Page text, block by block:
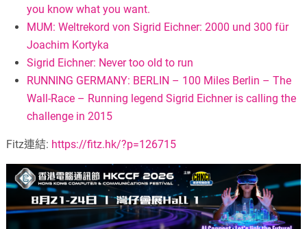
you know what you want.
MUM: Weltrekord von Sigrid Eichner: 2000 und 300 für
Joachim Kortyka
Sigrid Eichner: Never too old to run
RUNNING GERMANY: BERLIN – 100 Miles Berlin – The
Wall-Race – Running legend Sigrid Eichner is calling the
challenge in 2015
Fitz連結: https://fitz.hk/?p=126715